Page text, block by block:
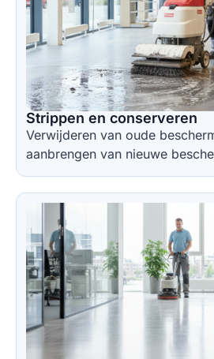
Strippen en conserveren
Verwijderen van oude
aanbrengen van nieuwe